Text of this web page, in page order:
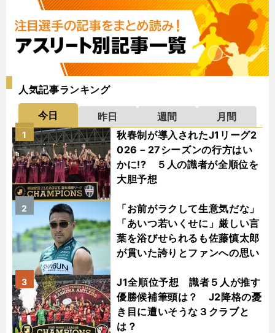
人気記事ランキング
今日 昨日 週間
月間
秋春制が導入されたJ1リーグ2
026－27シーズンの行方はい
かに!? ５人の識者が全順位を
大胆予想
1
「お前がラクして生意気だな」
「あいつ若いくせに」厳しい言
葉を浴びせられるも佐藤慎太郎
が貫いた誇りとファンへの思い
2
J1全順位予想 識者５人が推す
優勝候補筆頭は？ J2降格の憂
き目に遭いそうな３クラブと
は？
3